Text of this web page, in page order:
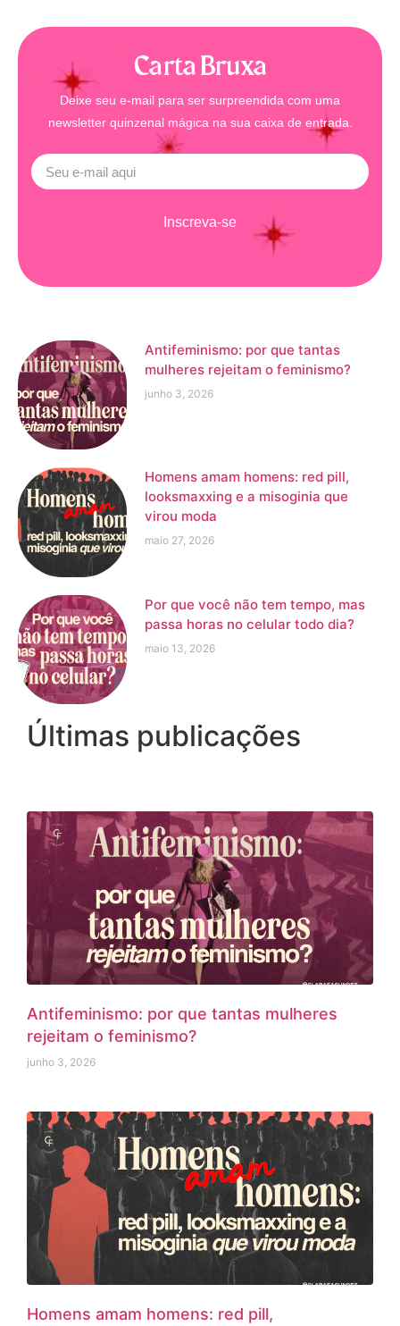
Carta Bruxa
Deixe seu e-mail para ser surpreendida com uma
newsletter quinzenal mágica na sua caixa de entrada.
Inscreva-se
Antifeminismo: por que tantas
mulheres rejeitam o feminismo?
junho 3, 2026
Homens amam homens: red pill,
looksmaxxing e a misoginia que
virou moda
maio 27, 2026
Por que você não tem tempo, mas
passa horas no celular todo dia?
maio 13, 2026
Últimas publicações
Antifeminismo: por que tantas mulheres
rejeitam o feminismo?
junho 3, 2026
Homens amam homens: red pill,